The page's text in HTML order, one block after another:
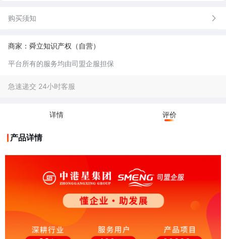
4.官方文件传达及分析。
购买须知
商家：舜立知识产权（自营）
平台所有的服务均由司盟企服担保
急速递交 24小时客服
详情 评价
产品详情